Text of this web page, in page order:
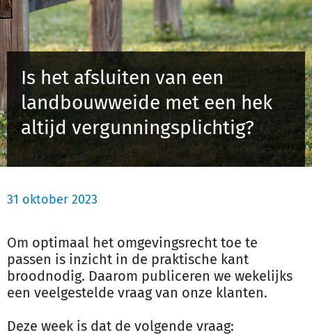
Opleidingen
Juridisch Advies
Schulinck Omgevingsrecht Databank
Over ons
Contact
Registreren
Is het afsluiten van een
landbouwweide met een hek
altijd vergunningsplichtig?
31 oktober 2023
Om optimaal het omgevingsrecht toe te
passen is inzicht in de praktische kant
broodnodig. Daarom publiceren we wekelijks
een veelgestelde vraag van onze klanten.
Deze week is dat de volgende vraag: